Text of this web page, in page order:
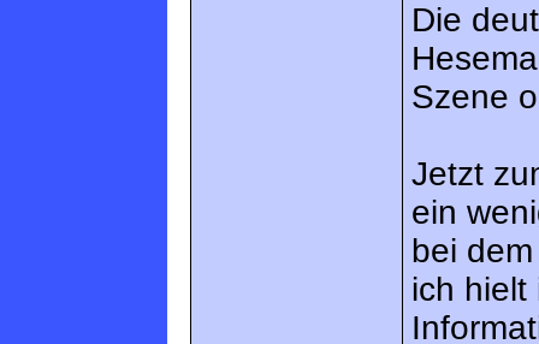
Die
Szene
Jetzt
ein
bei
ich hielt